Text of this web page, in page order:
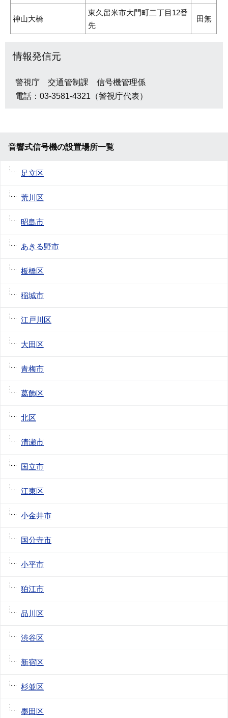
神山大橋
東久留米市大門町二丁目12番
先
田無
情報発信元
警視庁 交通管制課 信号機管理係
電話：03-3581-4321（警視庁代表）
音響式信号機の設置場所一覧
足立区
荒川区
昭島市
あきる野市
板橋区
稲城市
江戸川区
大田区
青梅市
葛飾区
北区
清瀬市
国立市
江東区
小金井市
国分寺市
小平市
狛江市
品川区
渋谷区
新宿区
杉並区
墨田区